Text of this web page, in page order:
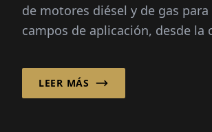
de motores diésel y de gas para
campos de aplicación, desde la
convertido a...
LEER MÁS